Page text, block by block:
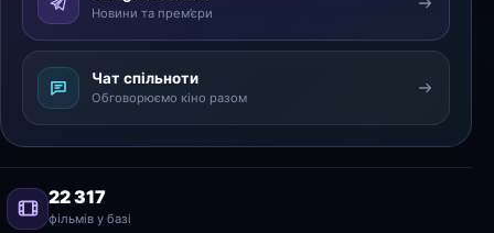
Новини та прем’єри
Чат спільноти
Обговорюємо кіно разом
22 317
фільмів у базі